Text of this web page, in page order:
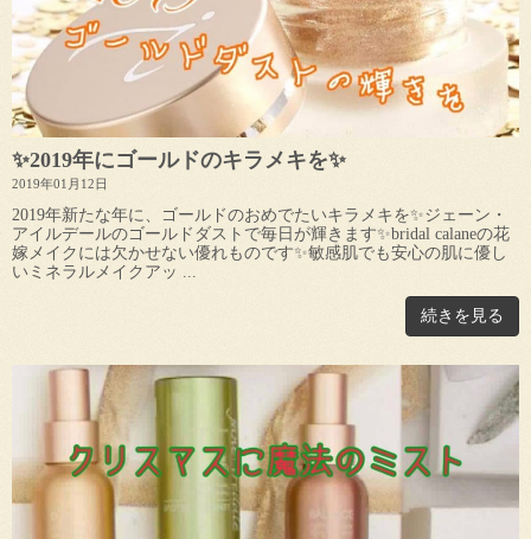
✨2019年にゴールドのキラメキを✨
2019年01月12日
2019年新たな年に、ゴールドのおめでたいキラメキを✨ジェーン・
アイルデールのゴールドダストで毎日が輝きます✨bridal calaneの花
嫁メイクには欠かせない優れものです✨敏感肌でも安心の肌に優し
いミネラルメイクアッ ...
続きを見る